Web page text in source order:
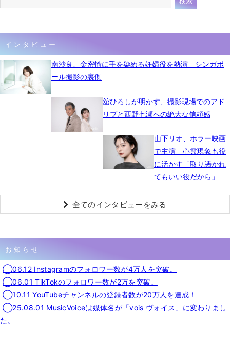
インタビュー
南沙良、金密輸に手を染める妊婦役を熱演 シンガポ
ール撮影の裏側
舘ひろしが明かす、撮影現場でのアド
リブと西野七瀬への絶大な信頼感
山下リオ、ホラー映画
で主演 心霊現象も役
に活かす「取り憑かれ
てもいい役だから」
全てのインタビューをみる
お知らせ
◯06.12 Instagramのフォロワー数が4万人を突破。
◯06.01 TikTokのフォロワー数が2万を突破。
◯10.11 YouTubeチャンネルの登録者数が20万人を達成！
◯25.08.01 MusicVoiceは媒体名が「vois ヴォイス」に変わりまし
た。